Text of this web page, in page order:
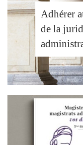
Adhérer
de la